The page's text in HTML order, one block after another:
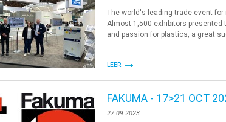
The world's leading trade event
Almost 1,500 exhibitors
and passion for plastics, a great
LEER
FAKUMA - 17>21 OCT
27.09.2023